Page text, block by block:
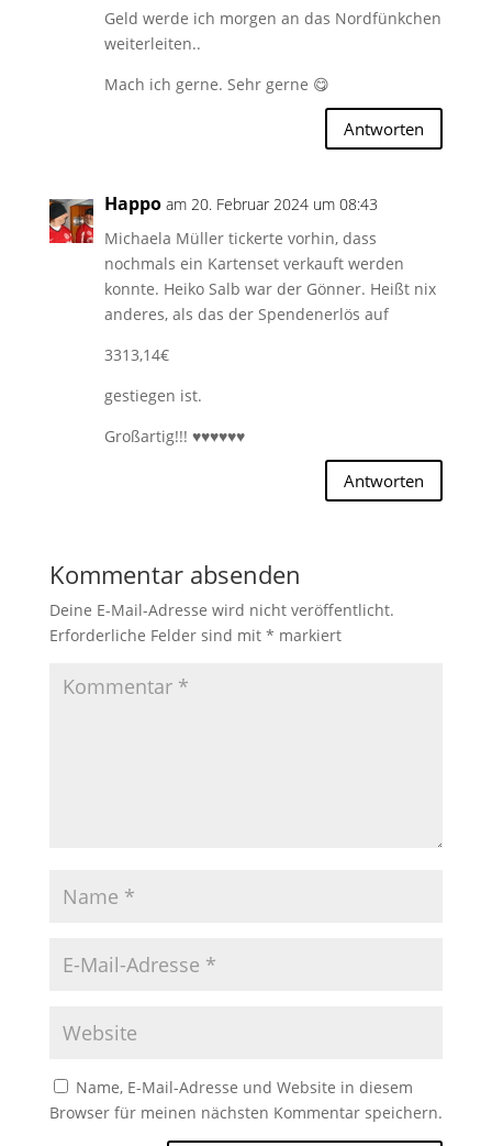
Geld werde ich morgen an das Nordfünkchen
weiterleiten..
Mach ich gerne. Sehr gerne 😋
Antworten
Happo am 20. Februar 2024 um 08:43
Michaela Müller tickerte vorhin, dass
nochmals ein Kartenset verkauft werden
konnte. Heiko Salb war der Gönner. Heißt nix
anderes, als das der Spendenerlös auf
3313,14€
gestiegen ist.
Großartig!!! ♥♥♥♥♥♥
Antworten
Kommentar absenden
Deine E-Mail-Adresse wird nicht veröffentlicht.
Erforderliche Felder sind mit * markiert
Name, E-Mail-Adresse und Website in diesem
Browser für meinen nächsten Kommentar speichern.